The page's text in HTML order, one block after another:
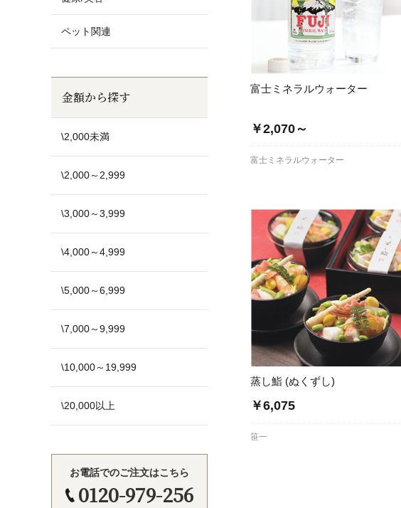
富士ミネラルウォーター
￥2,070～
富士ミネラルウォーター
蒸し鮨 (ぬくずし)
￥6,075
笹一
ペット関連
金額から探す
\2,000未満
\2,000～2,999
\3,000～3,999
\4,000～4,999
\5,000～6,999
\7,000～9,999
\10,000～19,999
\20,000以上
お電話でのご注文はこちら
0120-979-256